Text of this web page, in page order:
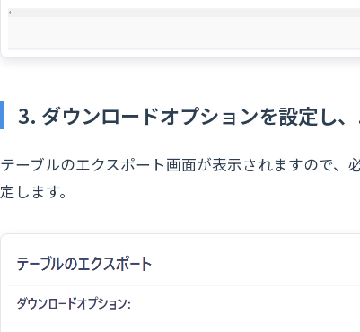
3. ダウンロードオプションを設定し
テーブルのエクスポート画面が表示されますので
定します。